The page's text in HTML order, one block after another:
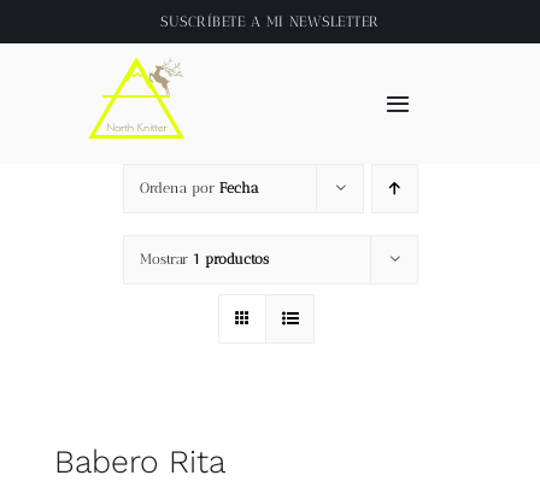
al
SUSCRÍBETE A MI NEWSLETTER
Toggle
About
Tienda
Ordena por Fecha
Mostrar 1 productos
Babero Rita